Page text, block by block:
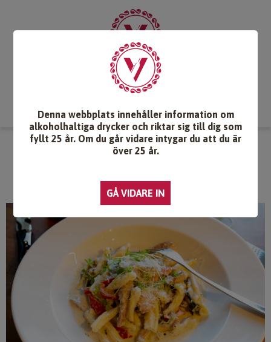
Druvlexikon
Webb-TV Om oss
PASTA MED GRILLAD FLÄSKKARRÉ
Denna webbplats innehåller information om
alkoholhaltiga drycker och riktar sig till dig som
fyllt 25 år. Om du går vidare intygar du att du är
över 25 år.